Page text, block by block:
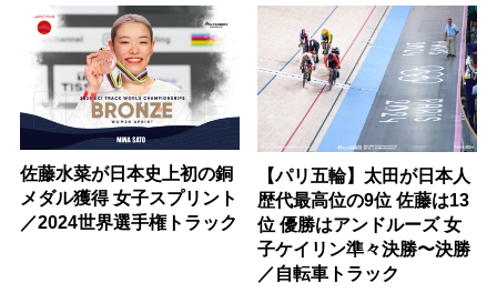
佐藤水菜が日本史上初の銅
メダル獲得 女子スプリント
／2024世界選手権トラック
【パリ五輪】太田が日本人
歴代最高位の9位 佐藤は13
位 優勝はアンドルーズ 女
子ケイリン準々決勝〜決勝
／自転車トラック